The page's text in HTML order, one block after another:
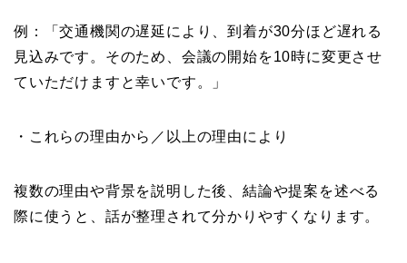
例：「交通機関の遅延により、到着が30分ほど遅れる
見込みです。そのため、会議の開始を10時に変更させ
ていただけますと幸いです。」
・これらの理由から／以上の理由により
複数の理由や背景を説明した後、結論や提案を述べる
際に使うと、話が整理されて分かりやすくなります。